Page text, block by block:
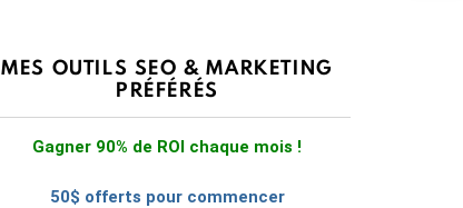
MES OUTILS SEO & MARKETING
PRÉFÉRÉS
Gagner 90% de ROI chaque mois !
50$ offerts pour commencer